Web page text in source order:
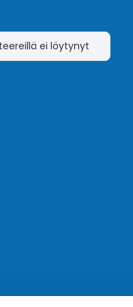
ei löytynyt
Meistä